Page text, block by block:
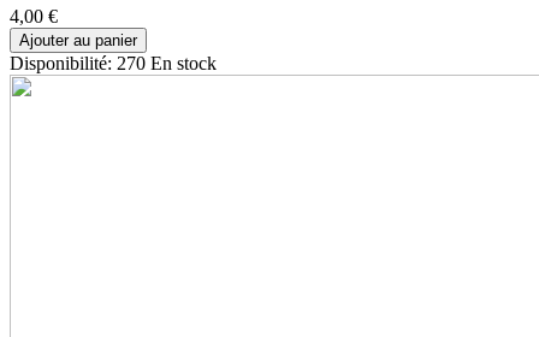
4,00 €
Ajouter au panier
Disponibilité: 270 En stock